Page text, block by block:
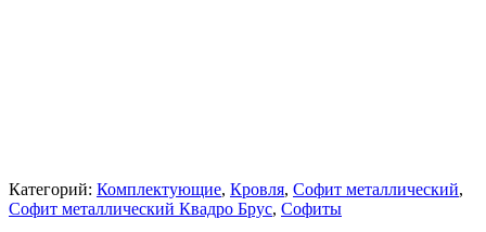
Категорий: Комплектующие, Кровля, Софит металлический,
Софит металлический Квадро Брус, Софиты